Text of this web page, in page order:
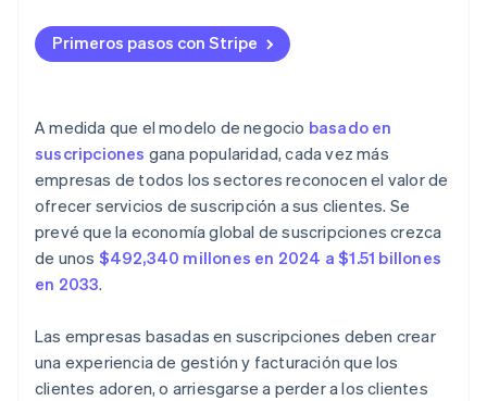
Primeros pasos con Stripe
A medida que el modelo de negocio basado en
suscripciones gana popularidad, cada vez más
empresas de todos los sectores reconocen el valor de
ofrecer servicios de suscripción a sus clientes. Se
prevé que la economía global de suscripciones crezca
de unos $492,340 millones en 2024 a $1.51 billones
en 2033.
Las empresas basadas en suscripciones deben crear
una experiencia de gestión y facturación que los
clientes adoren, o arriesgarse a perder a los clientes